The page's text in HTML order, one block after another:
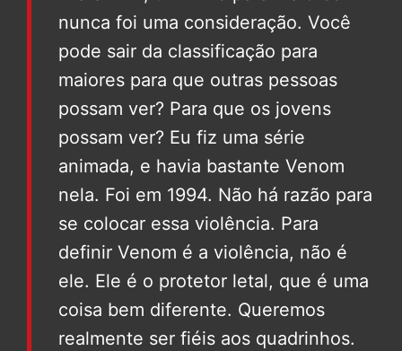
nunca foi uma consideração. Você
pode sair da classificação para
maiores para que outras pessoas
possam ver? Para que os jovens
possam ver? Eu fiz uma série
animada, e havia bastante Venom
nela. Foi em 1994. Não há razão para
se colocar essa violência. Para
definir Venom é a violência, não é
ele. Ele é o protetor letal, que é uma
coisa bem diferente. Queremos
realmente ser fiéis aos quadrinhos.